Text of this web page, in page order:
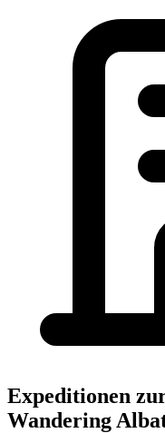
Expeditionen
Wandering